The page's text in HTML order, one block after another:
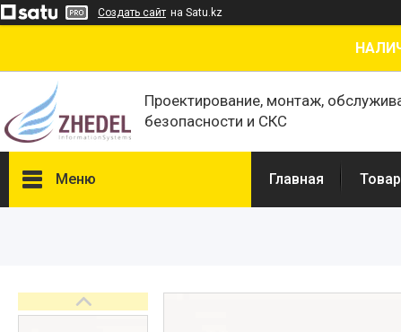
Создать сайт на Satu.kz
Проектирование, монтаж,
безопасности и СКС
Меню
Сертификаты
Главная